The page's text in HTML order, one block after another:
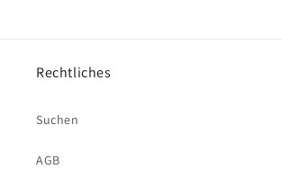
Rechtliches
Suchen
AGB